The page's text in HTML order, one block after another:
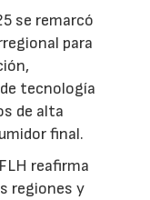
se remarcó
para
tecnología
de alta
final.
reafirma
regiones y